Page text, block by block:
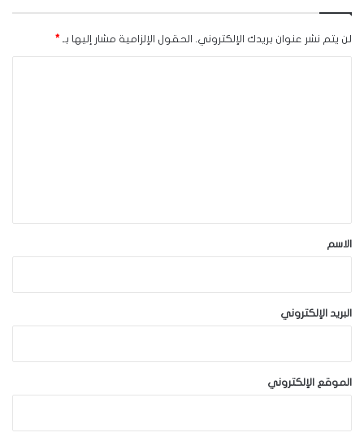
لن يتم نشر عنوان بريدك الإلكتروني. الحقول الإلزامية مشار إليها بـ *
*الاسم
البريد الإلكتروني
الموقع الإلكتروني